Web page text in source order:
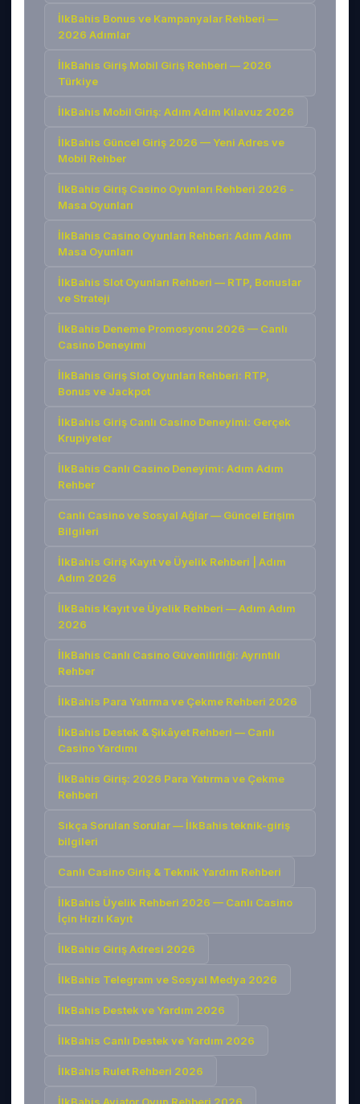
İlkBahis Bonus ve Kampanyalar Rehberi —
2026 Adımlar
İlkBahis Giriş Mobil Giriş Rehberi — 2026
Türkiye
İlkBahis Mobil Giriş: Adım Adım Kılavuz 2026
İlkBahis Güncel Giriş 2026 — Yeni Adres ve
Mobil Rehber
İlkBahis Giriş Casino Oyunları Rehberi 2026 -
Masa Oyunları
İlkBahis Casino Oyunları Rehberi: Adım Adım
Masa Oyunları
İlkBahis Slot Oyunları Rehberi — RTP, Bonuslar
ve Strateji
İlkBahis Deneme Promosyonu 2026 — Canlı
Casino Deneyimi
İlkBahis Giriş Slot Oyunları Rehberi: RTP,
Bonus ve Jackpot
İlkBahis Giriş Canlı Casino Deneyimi: Gerçek
Krupiyeler
İlkBahis Canlı Casino Deneyimi: Adım Adım
Rehber
Canlı Casino ve Sosyal Ağlar — Güncel Erişim
Bilgileri
İlkBahis Giriş Kayıt ve Üyelik Rehberi | Adım
Adım 2026
İlkBahis Kayıt ve Üyelik Rehberi — Adım Adım
2026
İlkBahis Canlı Casino Güvenilirliği: Ayrıntılı
Rehber
İlkBahis Para Yatırma ve Çekme Rehberi 2026
İlkBahis Destek & Şikâyet Rehberi — Canlı
Casino Yardımı
İlkBahis Giriş: 2026 Para Yatırma ve Çekme
Rehberi
Sıkça Sorulan Sorular — İlkBahis teknik-giriş
bilgileri
Canlı Casino Giriş & Teknik Yardım Rehberi
İlkBahis Üyelik Rehberi 2026 — Canlı Casino
İçin Hızlı Kayıt
İlkBahis Giriş Adresi 2026
İlkBahis Telegram ve Sosyal Medya 2026
İlkBahis Destek ve Yardım 2026
İlkBahis Canlı Destek ve Yardım 2026
İlkBahis Rulet Rehberi 2026